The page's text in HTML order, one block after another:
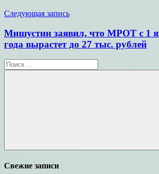
Следующая запись
Мишустин заявил, что МРОТ с 1
года вырастет до 27 тыс. рублей
Поиск
для:
Поиск
Свежие записи